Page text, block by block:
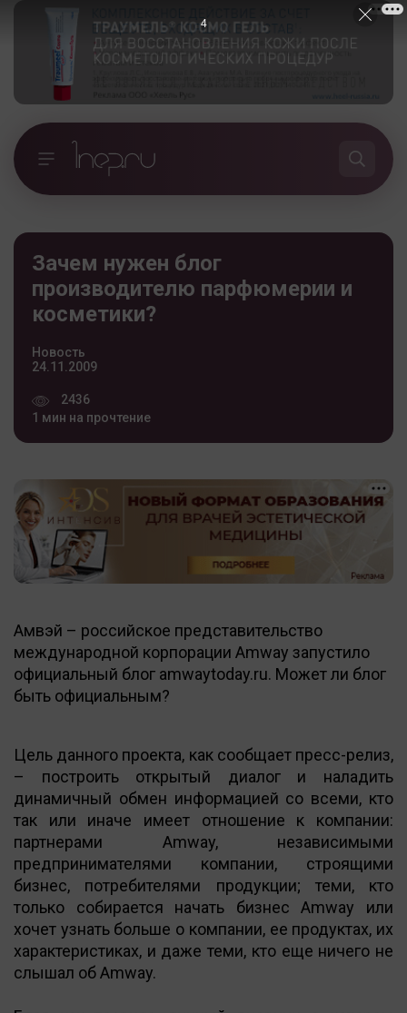
Зачем нужен блог
производителю парфюмерии и
косметики?
Новость
24.11.2009
2436
1 мин на прочтение
Амвэй – российское представительство
международной корпорации Amway запустило
официальный блог amwaytoday.ru. Может ли блог
быть официальным?
Цель данного проекта, как сообщает пресс-релиз,
– построить открытый диалог и наладить
динамичный обмен информацией со всеми, кто
так или иначе имеет отношение к компании:
партнерами Amway, независимыми
предпринимателями компании, строящими
бизнес, потребителями продукции; теми, кто
только собирается начать бизнес Amway или
хочет узнать больше о компании, ее продуктах, их
характеристиках, и даже теми, кто еще ничего не
слышал об Amway.
4